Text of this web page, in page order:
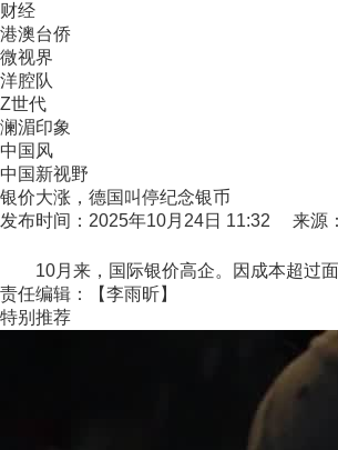
财经
港澳台侨
微视界
洋腔队
Z世代
澜湄印象
中国风
中国新视野
银价大涨，德国叫停纪念银币
发布时间：2025年10月24日 11:32 来源
10月来，国际银价高企。因成本超过面
责任编辑：【李雨昕】
特别推荐